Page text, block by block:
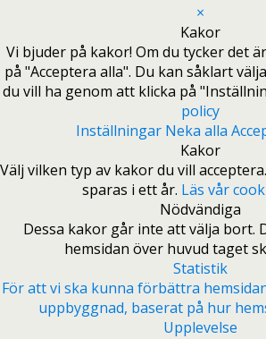
×
Kakor
Vi bjuder på kakor! Om du tycker det
på "Acceptera alla". Du kan såklart
du vill ha genom att klicka på
policy
Inställningar Neka alla
Kakor
Välj vilken typ av kakor du vill
sparas i ett år. Läs vår
Nödvändiga
Dessa kakor går inte att välja bort.
hemsidan över huvud taget
Statistik
För att vi ska kunna förbättra
uppbyggnad, baserat på hur
Upplevelse